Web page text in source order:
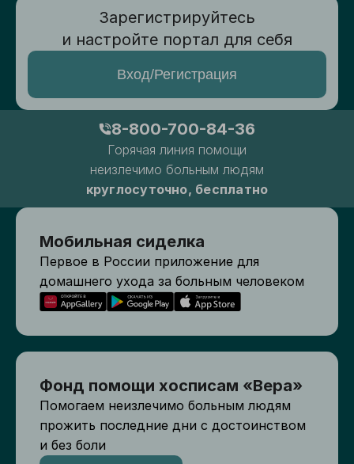
Зарегистрируйтесь
и настройте портал для себя
Вход/Регистрация
8-800-700-84-36
Горячая линия помощи
неизлечимо больным людям
круглосуточно, бесплатно
Мобильная сиделка
Первое в России приложение для
домашнего ухода за больным человеком
Фонд помощи хосписам «Вера»
Помогаем неизлечимо больным людям
прожить последние дни с достоинством
и без боли